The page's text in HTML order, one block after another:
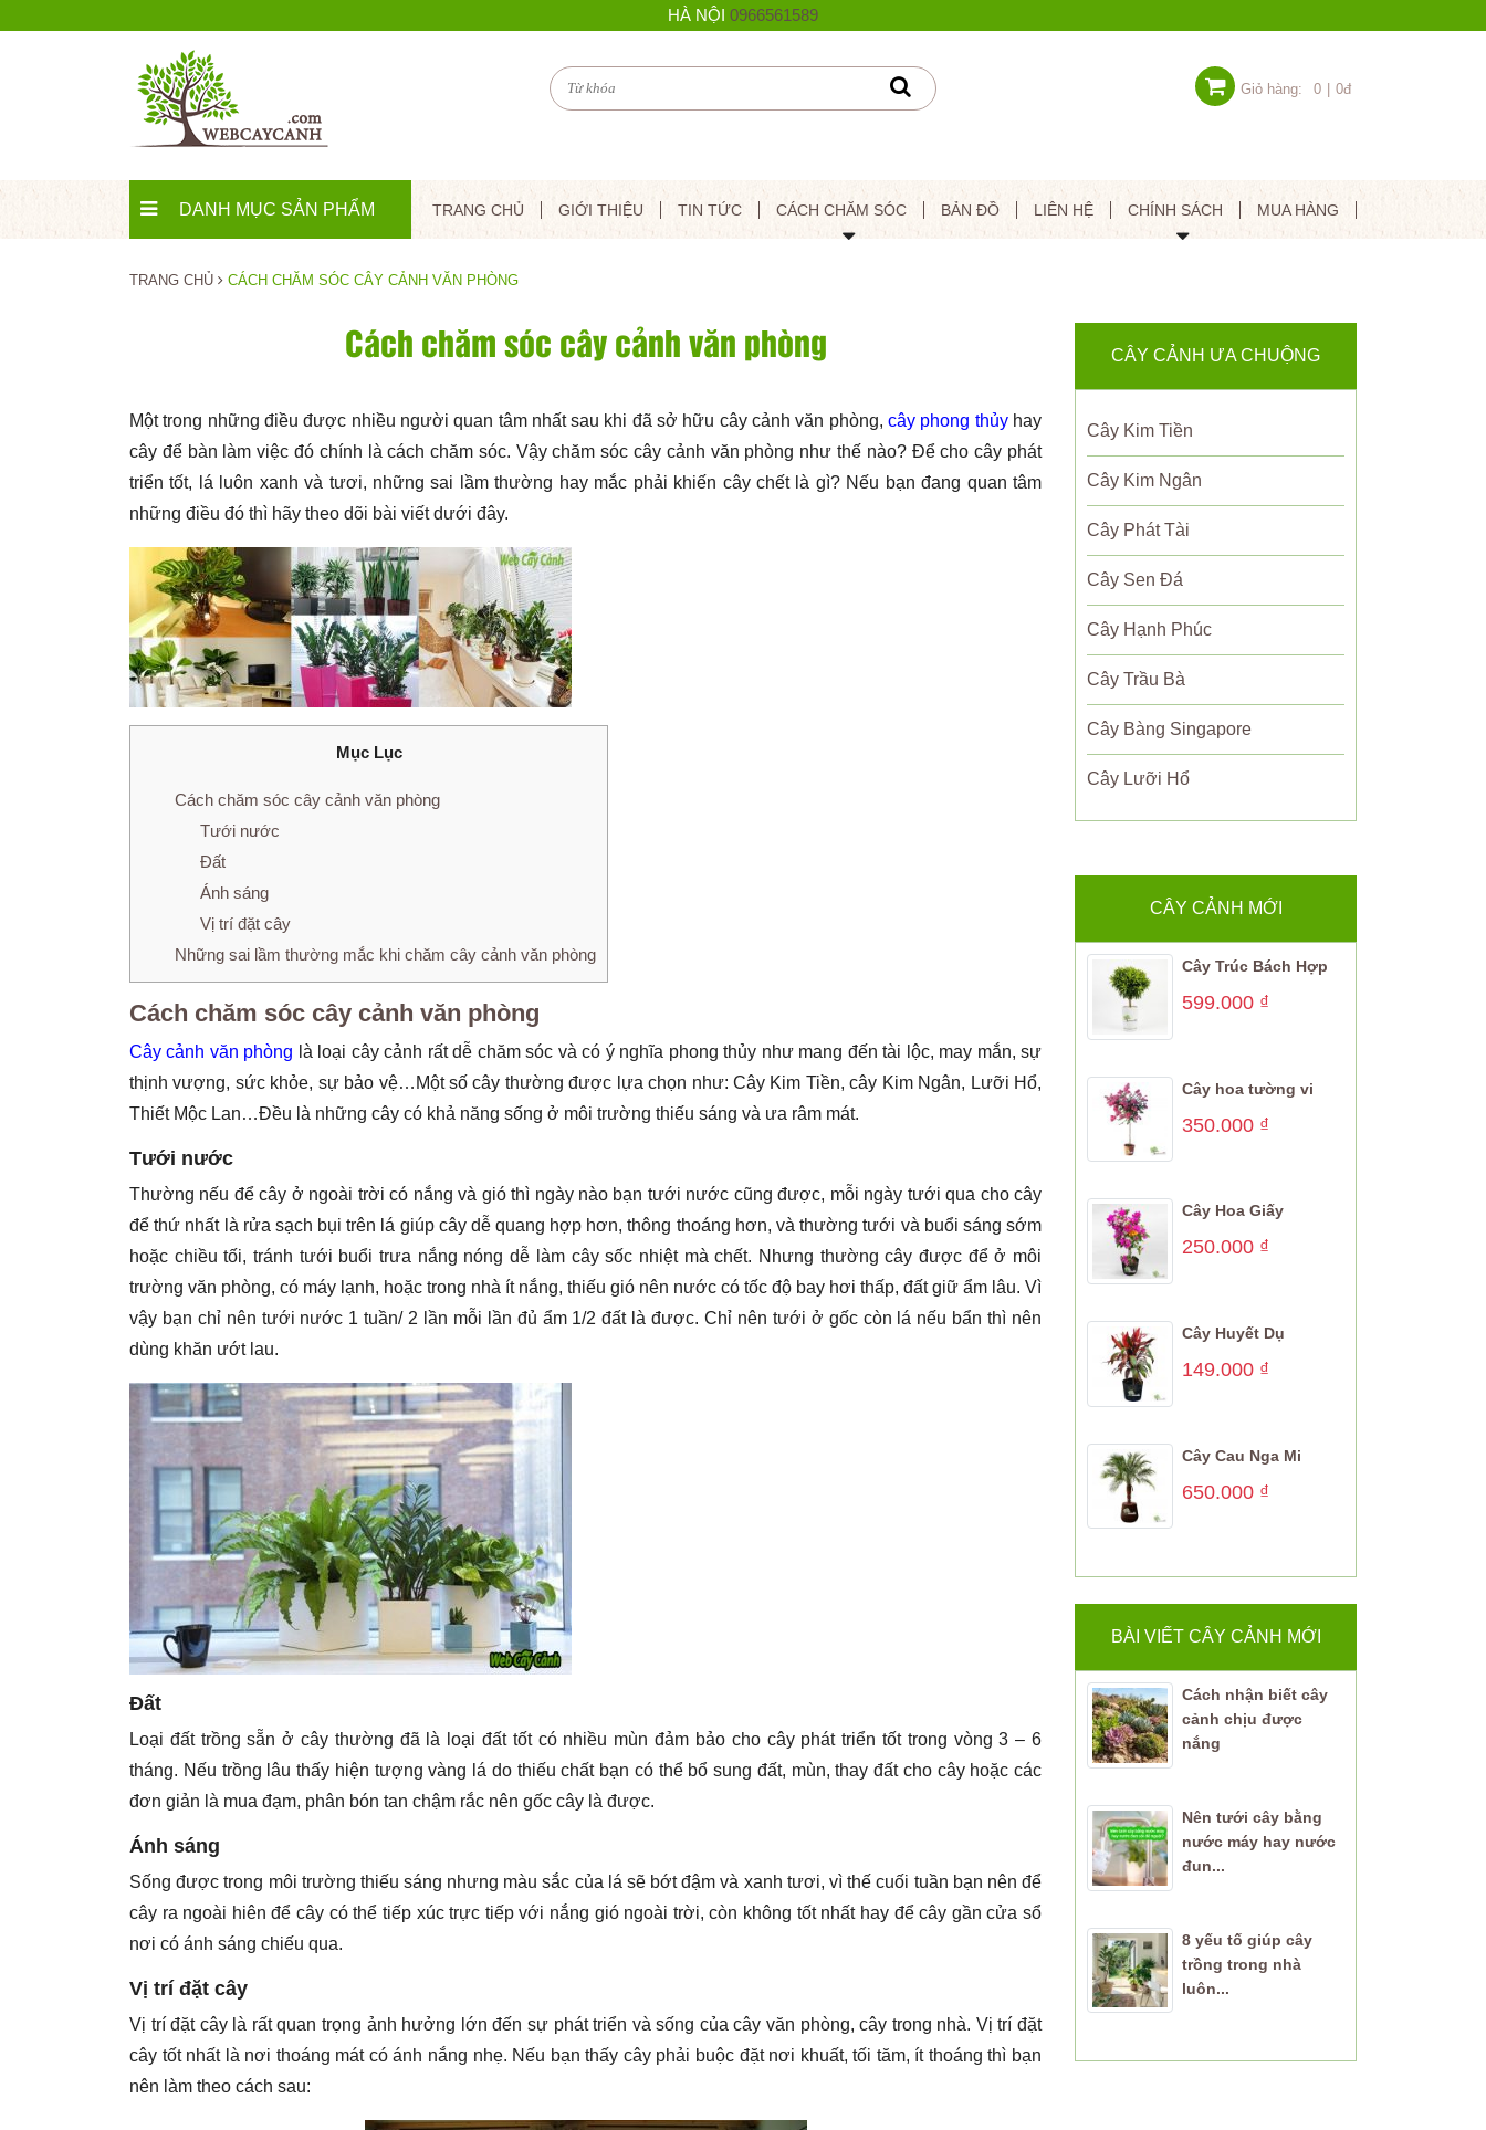
HÀ NỘI 0966561589
Giỏ hàng: 0 0đ
DANH MỤC SẢN PHẨM TRANG CHỦ GIỚI THIỆU TIN TỨC CÁCH CHĂM SÓC BẢN ĐỒ LIÊN HỆ CHÍNH SÁCH MUA HÀNG
TRANG CHỦ CÁCH CHĂM SÓC CÂY CẢNH VĂN PHÒNG
Cách chăm sóc cây cảnh văn phòng
Một trong những điều được nhiều người quan tâm nhất sau khi đã sở hữu cây cảnh văn phòng,cây phong thủyhay
cây để bàn làm việc đó chính là cách chăm sóc. Vậy chăm sóc cây cảnh văn phòng như thế nào? Để cho cây phát
triển tốt, lá luôn xanh và tươi, những sai lầm thường hay mắc phải khiến cây chết là gì? Nếu bạn đang quan tâm
những điều đó thì hãy theo dõi bài viết dưới đây.
Mục Lục
Cách chăm sóc cây cảnh văn phòng
Tưới nước
Đất
Ánh sáng
Vị trí đặt cây
Những sai lầm thường mắc khi chăm cây cảnh văn phòng
Cách chăm sóc cây cảnh văn phòng
Cây cảnh văn phòng là loại cây cảnh rất dễ chăm sóc và có ý nghĩa phong thủy như mang đến tài lộc, may mắn, sự
thịnh vượng, sức khỏe, sự bảo vệ…Một số cây thường được lựa chọn như: Cây Kim Tiền, cây Kim Ngân, Lưỡi Hổ,
Thiết Mộc Lan…Đều là những cây có khả năng sống ở môi trường thiếu sáng và ưa râm mát.
Tưới nước
Thường nếu để cây ở ngoài trời có nắng và gió thì ngày nào bạn tưới nước cũng được, mỗi ngày tưới qua cho cây
để thứ nhất là rửa sạch bụi trên lá giúp cây dễ quang hợp hơn, thông thoáng hơn, và thường tưới và buổi sáng sớm
hoặc chiều tối, tránh tưới buổi trưa nắng nóng dễ làm cây sốc nhiệt mà chết. Nhưng thường cây được để ở môi
trường văn phòng, có máy lạnh, hoặc trong nhà ít nắng, thiếu gió nên nước có tốc độ bay hơi thấp, đất giữ ẩm lâu. Vì
vậy bạn chỉ nên tưới nước 1 tuần/ 2 lần mỗi lần đủ ẩm 1/2 đất là được. Chỉ nên tưới ở gốc còn lá nếu bẩn thì nên
dùng khăn ướt lau.
Đất
Loại đất trồng sẵn ở cây thường đã là loại đất tốt có nhiều mùn đảm bảo cho cây phát triển tốt trong vòng 3 – 6
tháng. Nếu trồng lâu thấy hiện tượng vàng lá do thiếu chất bạn có thể bổ sung đất, mùn, thay đất cho cây hoặc các
đơn giản là mua đạm, phân bón tan chậm rắc nên gốc cây là được.
Ánh sáng
Sống được trong môi trường thiếu sáng nhưng màu sắc của lá sẽ bớt đậm và xanh tươi, vì thế cuối tuần bạn nên để
cây ra ngoài hiên để cây có thể tiếp xúc trực tiếp với nắng gió ngoài trời, còn không tốt nhất hay để cây gần cửa sổ
nơi có ánh sáng chiếu qua.
Vị trí đặt cây
Vị trí đặt cây là rất quan trọng ảnh hưởng lớn đến sự phát triển và sống của cây văn phòng, cây trong nhà. Vị trí đặt
cây tốt nhất là nơi thoáng mát có ánh nắng nhẹ. Nếu bạn thấy cây phải buộc đặt nơi khuất, tối tăm, ít thoáng thì bạn
nên làm theo cách sau:
CÂY CẢNH ƯA CHUỘNG
Cây Kim Tiền
Cây Kim Ngân
Cây Phát Tài
Cây Sen Đá
Cây Hạnh Phúc
Cây Trầu Bà
Cây Bàng Singapore
Cây Lưỡi Hổ
CÂY CẢNH MỚI
Cây Trúc Bách Hợp
599.000 ₫
Cây hoa tường vi
350.000 ₫
Cây Hoa Giấy
250.000 ₫
Cây Huyết Dụ
149.000 ₫
Cây Cau Nga Mi
650.000 ₫
BÀI VIẾT CÂY CẢNH MỚI
Cách nhận biết cây
cảnh chịu được
nắng
Nên tưới cây bằng
nước máy hay nước
đun...
8 yếu tố giúp cây
trồng trong nhà
luôn...